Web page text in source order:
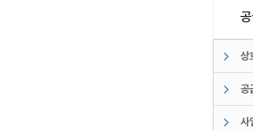
상
공
사